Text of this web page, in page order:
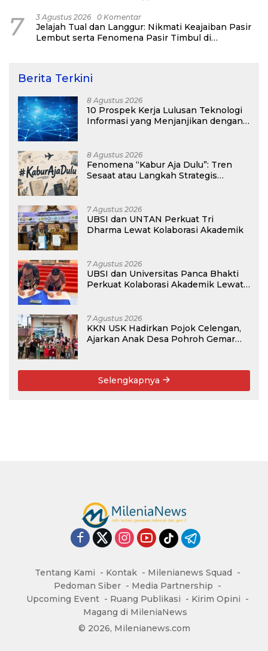
7 3 Agustus 2026 0 Komentar
Jelajah Tual dan Langgur: Nikmati Keajaiban Pasir
Lembut serta Fenomena Pasir Timbul di
Berita Terkini
8 Agustus 2026
10 Prospek Kerja Lulusan Teknologi
Informasi yang Menjanjikan dengan
8 Agustus 2026
Fenomena “Kabur Aja Dulu”: Tren
Sesaat atau Langkah Strategis
7 Agustus 2026
UBSI dan UNTAN Perkuat Tri
Dharma Lewat Kolaborasi Akademik
7 Agustus 2026
UBSI dan Universitas Panca Bhakti
Perkuat Kolaborasi Akademik Lewat
7 Agustus 2026
KKN USK Hadirkan Pojok Celengan,
Ajarkan Anak Desa Pohroh Gemar
Selengkapnya
Tentang Kami Kontak
Milenianews Squad
Pedoman Siber
Media Partnership
Upcoming Event
Ruang Publikasi
Kirim Opini
Magang di MileniaNews
© 2026, Milenianews.com